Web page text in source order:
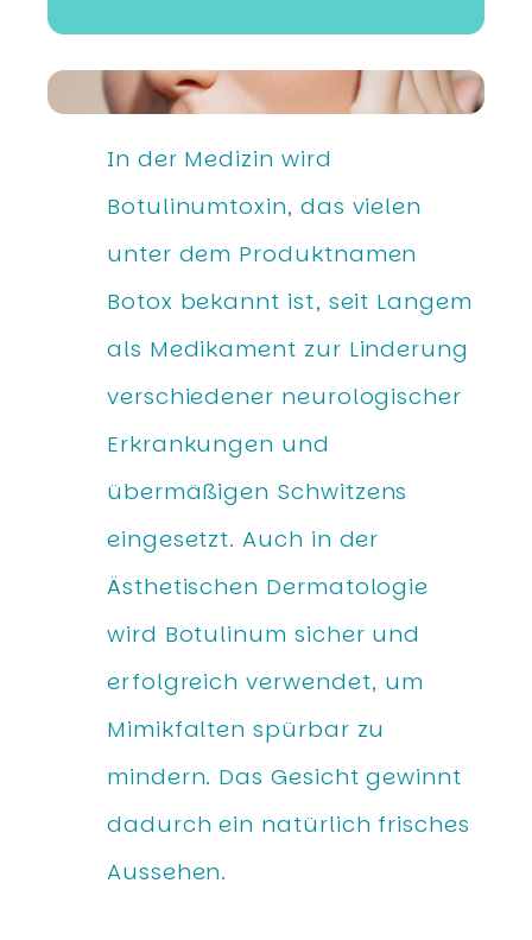
In der Medizin wird
Botulinumtoxin, das vielen
unter dem Produktnamen
Botox bekannt ist, seit Langem
als Medikament zur Linderung
verschiedener neurologischer
Erkrankungen und
übermäßigen Schwitzens
eingesetzt. Auch in der
Ästhetischen Dermatologie
wird Botulinum sicher und
erfolgreich verwendet, um
Mimikfalten spürbar zu
mindern. Das Gesicht gewinnt
dadurch ein natürlich frisches
Aussehen.